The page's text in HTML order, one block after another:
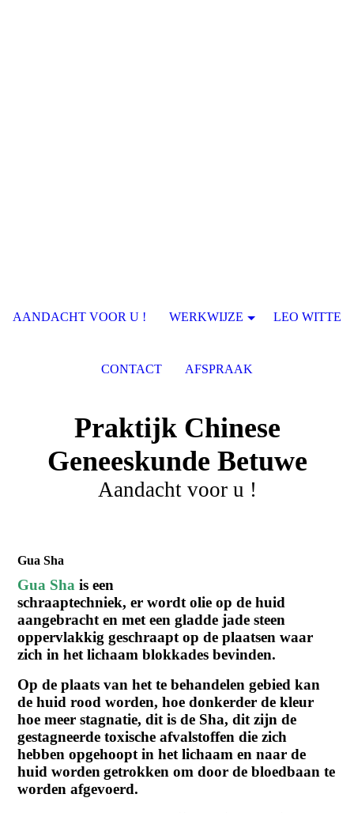
Praktijk Chinese
Geneeskunde Betuwe
Aandacht voor u !
Gua Sha
Gua Sha is een
schraaptechniek, er wordt olie op de huid
aangebracht en met een gladde jade steen
oppervlakkig geschraapt op de plaatsen waar
zich in het lichaam blokkades bevinden.
Op de plaats van het te behandelen gebied kan
de huid rood worden, hoe donkerder de kleur
hoe meer stagnatie, dit is de Sha, dit zijn de
gestagneerde toxische afvalstoffen die zich
hebben opgehoopt in het lichaam en naar de
huid worden getrokken om door de bloedbaan te
worden afgevoerd.
AANDACHT VOOR U ! WERKWIJZE LEO WITTE
CONTACT AFSPRAAK